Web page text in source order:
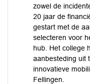
zowel de
20 jaar de
gestart met de
selecteren voor
hub. Het college
aanbesteding uit
innovatieve
Fellingen.